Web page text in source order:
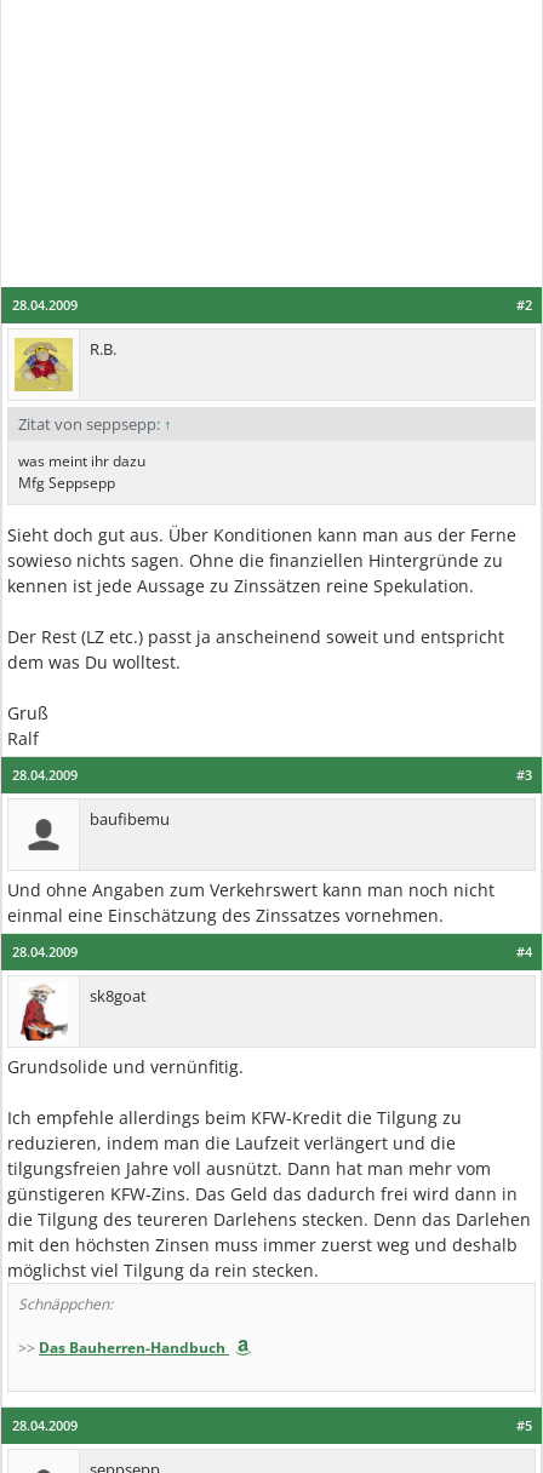
#2
28.04.2009
R.B.
Zitat von seppsepp: ↑
was meint ihr dazu
Mfg Seppsepp
Sieht doch gut aus. Über Konditionen kann man aus der Ferne
sowieso nichts sagen. Ohne die finanziellen Hintergründe zu
kennen ist jede Aussage zu Zinssätzen reine Spekulation.
Der Rest (LZ etc.) passt ja anscheinend soweit und entspricht
dem was Du wolltest.
Gruß
Ralf
#3
28.04.2009
baufibemu
Und ohne Angaben zum Verkehrswert kann man noch nicht
einmal eine Einschätzung des Zinssatzes vornehmen.
#4
28.04.2009
sk8goat
Grundsolide und vernünfitig.
Ich empfehle allerdings beim KFW-Kredit die Tilgung zu
reduzieren, indem man die Laufzeit verlängert und die
tilgungsfreien Jahre voll ausnützt. Dann hat man mehr vom
günstigeren KFW-Zins. Das Geld das dadurch frei wird dann in
die Tilgung des teureren Darlehens stecken. Denn das Darlehen
mit den höchsten Zinsen muss immer zuerst weg und deshalb
möglichst viel Tilgung da rein stecken.
Schnäppchen:
>> Das Bauherren-Handbuch
#5
28.04.2009